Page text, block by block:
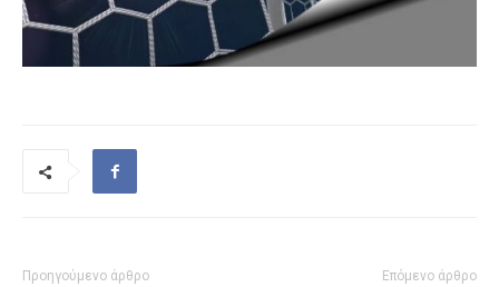
Προηγούμενο άρθρο Επόμενο άρθρο